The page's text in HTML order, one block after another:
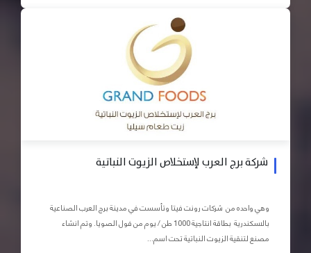
شركة برج العرب لإستخلاص الزيوت النباتية
وهي واحده من شركات رونت فيتا وتأسست في مدينة برج العرب الصناعية
بالاسكندرية بطاقة انتاجية 1000 طن / يوم من فول الصويا. وتم انشاء
مصنع لتنقية الزيوت النباتية تحت اسم...